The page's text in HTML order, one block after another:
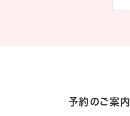
予約のご案内